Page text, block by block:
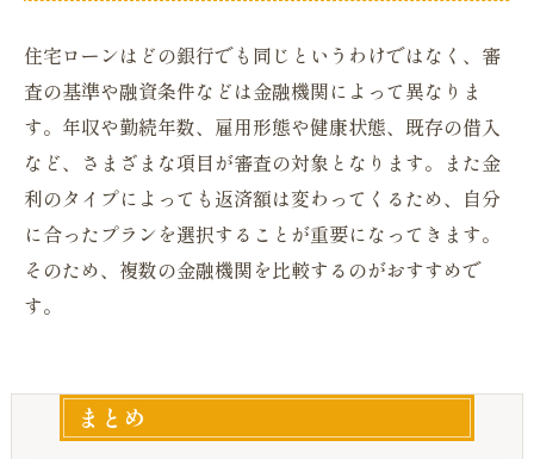
住宅ローンはどの銀行でも同じというわけではなく、審
査の基準や融資条件などは金融機関によって異なりま
す。年収や勤続年数、雇用形態や健康状態、既存の借入
など、さまざまな項目が審査の対象となります。また金
利のタイプによっても返済額は変わってくるため、自分
に合ったプランを選択することが重要になってきます。
そのため、複数の金融機関を比較するのがおすすめで
す。
まとめ